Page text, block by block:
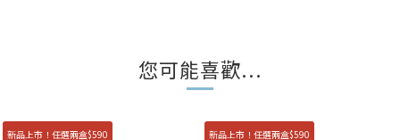
您可能喜歡...
新品上市！任選兩盒$590 新品上市！任選兩盒$590